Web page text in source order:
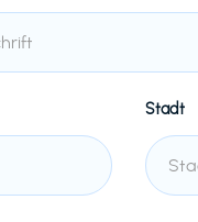
Stadt